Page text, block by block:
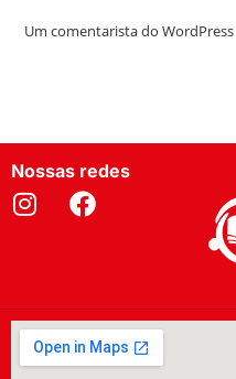
Um comentarista do WordPress
Nossas redes